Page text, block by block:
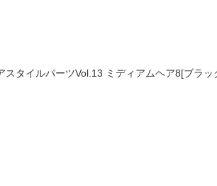
タイルパーツVol.13 ミディアムヘア8[ブラッ